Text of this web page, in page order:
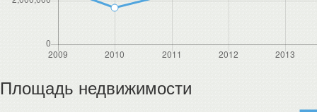
Площадь недвижимости